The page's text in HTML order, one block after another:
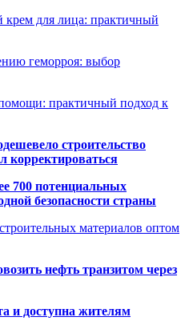
для лица: практичный
геморроя: выбор
практичный подход к
строительство
корректироваться
700 потенциальных
безопасности страны
материалов оптом
нефть транзитом через
и доступна жителям